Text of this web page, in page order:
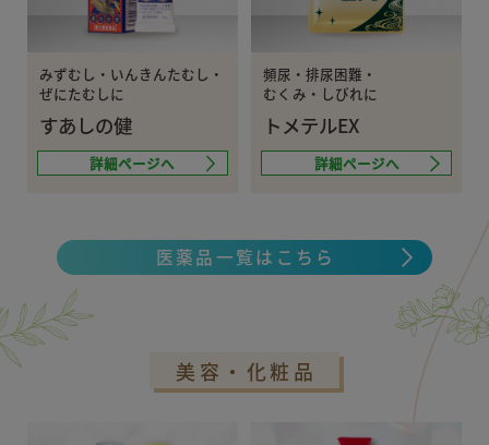
みずむし・いんきんたむし・
ぜにたむしに
すあしの健
詳細ページへ
頻尿・排尿困難・
むくみ・しびれに
トメテルEX
詳細ページへ
医薬品一覧はこちら
美容・化粧品